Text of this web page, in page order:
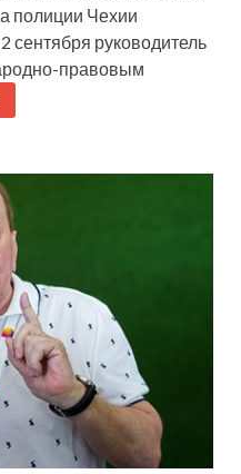
полиции Чехии
сентября руководитель
правовым